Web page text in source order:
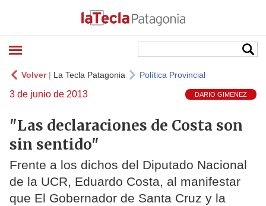
Volver| La Tecla Patagonia Política Provincial
3 de junio de 2013 DARIO GIMENEZ
"Las declaraciones de Costa son
sin sentido"
Frente a los dichos del Diputado Nacional
de la UCR, Eduardo Costa, al manifestar
que El Gobernador de Santa Cruz y la